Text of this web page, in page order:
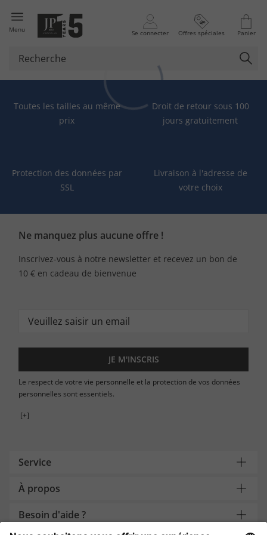
Menu Se connecter Offres spéciales Panier
Toutes les tailles au même
prix
Droit de retour sous 100
jours gratuitement
Protection des données par
SSL
Livraison à l'adresse de
votre choix
Ne manquez plus aucune offre !
Inscrivez-vous à notre newsletter et recevez un bon de
10 € en cadeau de bienvenue
JE M'INSCRIS
Le respect de votre vie personnelle et la protection de vos données
personnelles sont essentiels.
[+]
Service
À propos
Besoin d'aide ?